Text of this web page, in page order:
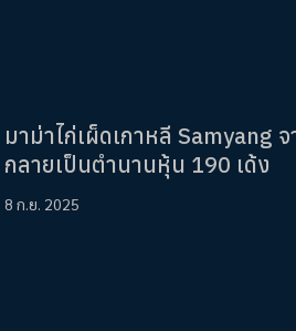
มาม่าไก่เผ็ดเกาหลี Samyang
กลายเป็นตำนานหุ้น 190 เด้ง
8 ก.ย. 2025